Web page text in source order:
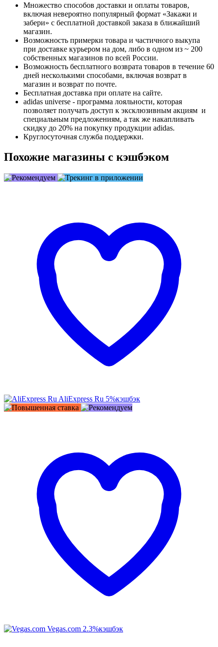
Множество способов доставки и оплаты товаров,
включая невероятно популярный формат «Закажи и
забери» с бесплатной доставкой заказа в ближайший
магазин.
Возможность примерки товара и частичного выкупа
при доставке курьером на дом, либо в одном из ~ 200
собственных магазинов по всей России.
Возможность бесплатного возврата товаров в течение 60
дней несколькими способами, включая возврат в
магазин и возврат по почте.
Бесплатная доставка при оплате на сайте.
adidas universe - программа лояльности, которая
позволяет получать доступ к эксклюзивным акциям и
специальным предложениям, а так же накапливать
скидку до 20% на покупку продукции adidas.
Круглосуточная служба поддержки.
Похожие магазины с кэшбэком
AliExpress Ru 5%кэшбэк
Vegas.com 2.3%кэшбэк